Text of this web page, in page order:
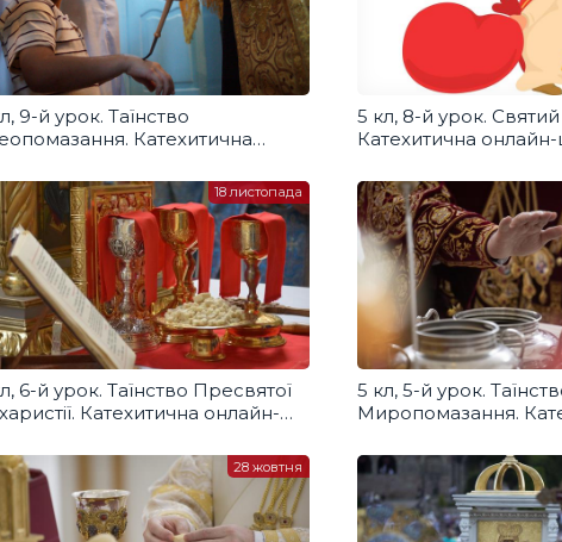
9-й урок. Таїнство
Катехитична
5 кл, 8-й урок.
Катехитична
6-й урок. Таїнство Пресвятої
Катехитична онлайн-
18 листопада
5 кл, 5-й урок.
Миропомазання.
28 жовтня